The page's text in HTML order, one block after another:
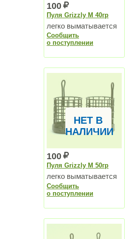
100
Пуля Grizzly M 40гр
легко выматывается
Сообщить
о поступлении
НЕТ В
НАЛИЧИИ
100
Пуля Grizzly M 50гр
легко выматывается
Сообщить
о поступлении